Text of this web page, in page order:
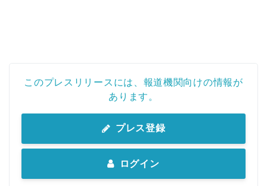
このプレスリリースには、報道機関向けの情報が
あります。
プレス登録
ログイン